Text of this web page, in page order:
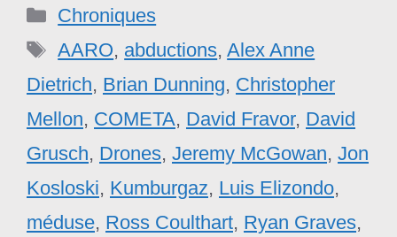
Catégories
Chroniques
Étiquettes
AARO, abductions,Alex Anne
Dietrich, Brian Dunning, Christopher
Mellon, COMETA, David Fravor, David
Grusch, Drones, Jeremy McGowan, Jon
Kosloski, Kumburgaz, Luis Elizondo,
méduse, Ross Coulthart, Ryan Graves,